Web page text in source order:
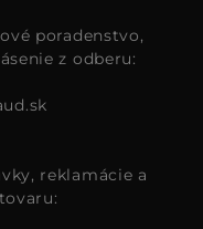
poradenstvo,
z odberu:
reklamácie a